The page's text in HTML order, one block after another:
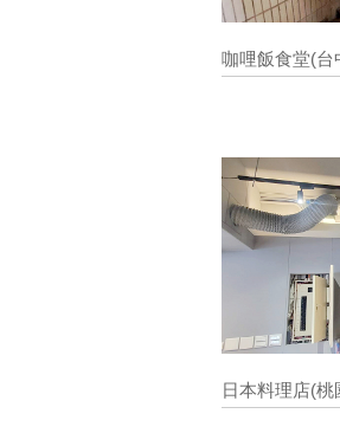
咖哩飯食堂(台
日本料理店(桃